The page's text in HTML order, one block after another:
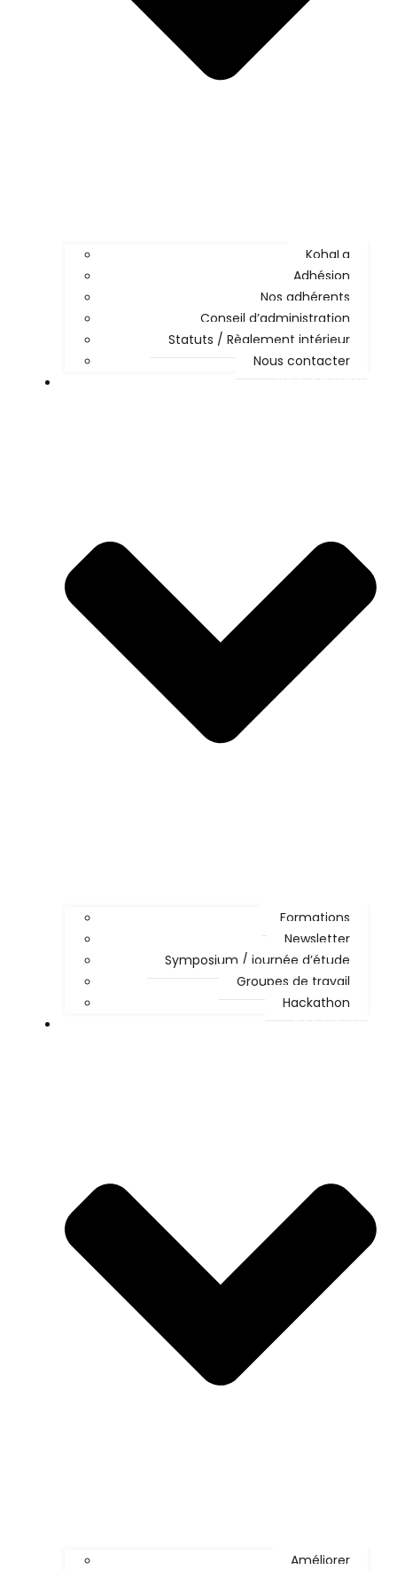
KohaLa
Adhésion
Nos adhérents
Conseil d’administration
Statuts / Règlement intérieur
Nous contacter
NOS ACTIONS
Formations
Newsletter
Symposium / journée d’étude
Groupes de travail
Hackathon
PARTICIPER
Améliorer